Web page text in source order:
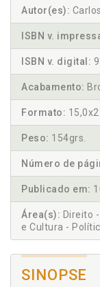
Autor(es):
ISBN v.
ISBN v. digital:
Acabamento:
Formato:
Peso: 154grs.
Número de
Publicado em:
Área(s): Direito
e Cultura -
SINOPSE